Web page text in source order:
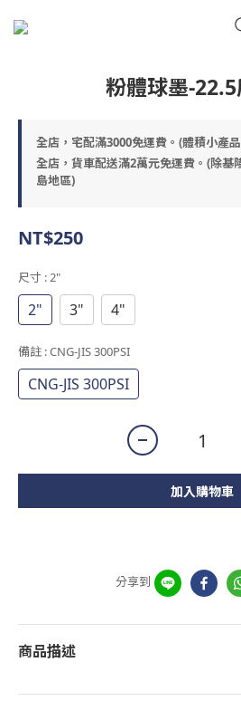
粉體球墨-
全店，宅配滿3000免運費。(體積小產
全店，貨車配送滿2萬元免運費。(除基
島地區)
NT$250
尺寸 : 2"
2" 3" 4"
備註 : CNG-JIS 300PSI
CNG-JIS 300PSI
加入購物車
分享到
商品描述